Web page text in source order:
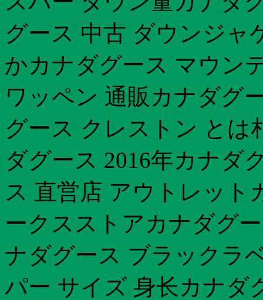
グース 中古 ダウンジャ
かカナダグース マウン
ワッペン 通販カナダグ
グース クレストン とは
ダグース 2016年カナダ
ス 直営店 アウトレット
ークスストアカナダグ
ナダグース ブラックラ
パー サイズ 身长カナダ